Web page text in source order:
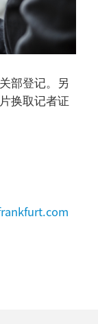
部登记。另
换取记者证